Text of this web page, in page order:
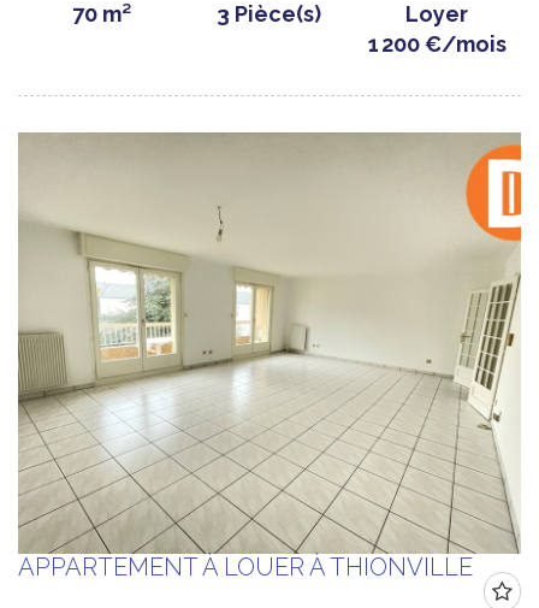
70 m² 3 Pièce(s)
Loyer
1 200 €/mois
APPARTEMENT À LOUER À THIONVILLE